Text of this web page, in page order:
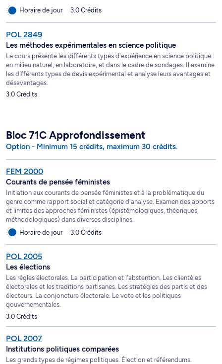
Horaire de jour
3.0 Crédits
POL 2849
Les méthodes expérimentales en science politique
Le cours présente les différents types d'expérience en science politique :
en milieu naturel, en laboratoire, et dans le cadre de sondages. Il examine
les différents types de devis expérimental et analyse leurs avantages et
désavantages.
3.0 Crédits
Bloc 71C Approfondissement
Option - Minimum 15 crédits, maximum 30 crédits.
FEM 2000
Courants de pensée féministes
Initiation aux courants de pensée féministes et à la problématique du
genre comme rapport social et catégorie d'analyse. Examen des apports
et limites des approches féministes (épistémologiques, théoriques,
méthodologiques) dans diverses disciplines.
Horaire de jour
3.0 Crédits
POL 2005
Les élections
Les règles électorales. La participation et l'abstention. Les clientèles
électorales et les traditions partisanes. Les stratégies des partis et des
électeurs. La conjoncture électorale. Le vote et les politiques
gouvernementales.
3.0 Crédits
POL 2007
Institutions politiques comparées
Les grands types de régimes politiques. Élection et référendums.